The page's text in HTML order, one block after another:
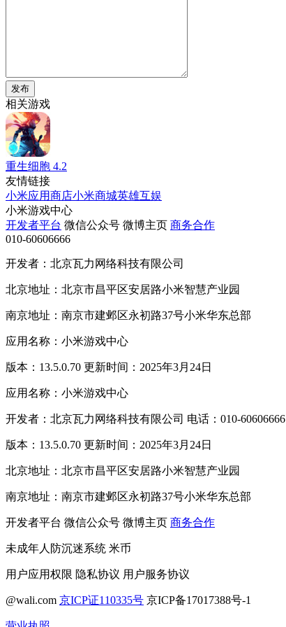
发布
相关游戏
重生细胞 4.2
友情链接
小米应用商店小米商城英雄互娱
小米游戏中心
开发者平台 微信公众号 微博主页 商务合作
010-60606666
开发者：北京瓦力网络科技有限公司
北京地址：北京市昌平区安居路小米智慧产业园
南京地址：南京市建邺区永初路37号小米华东总部
应用名称：小米游戏中心
版本：13.5.0.70 更新时间：2025年3月24日
应用名称：小米游戏中心
开发者：北京瓦力网络科技有限公司 电话：010-60606666
版本：13.5.0.70 更新时间：2025年3月24日
北京地址：北京市昌平区安居路小米智慧产业园
南京地址：南京市建邺区永初路37号小米华东总部
开发者平台 微信公众号 微博主页 商务合作
未成年人防沉迷系统 米币
用户应用权限 隐私协议 用户服务协议
@wali.com 京ICP证110335号 京ICP备17017388号-1